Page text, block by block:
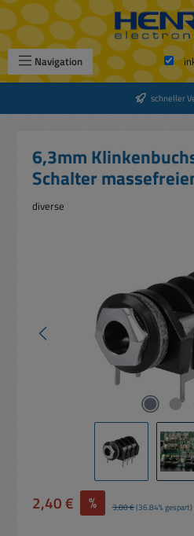
Zum Hauptinhalt springen
Navigation
schneller
6,3mm
Schalter
diverse
Verkaufspreis:
2,40 € % Regulärer Preis:
3,80 €(36.84% gespart)